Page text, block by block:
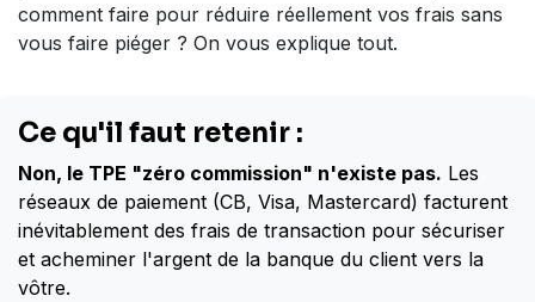
comment faire pour réduire réellement vos frais sans
vous faire piéger ? On vous explique tout.
Ce qu'il faut retenir :
Non, le TPE "zéro commission" n'existe pas. Les
réseaux de paiement (CB, Visa, Mastercard) facturent
inévitablement des frais de transaction pour sécuriser
et acheminer l'argent de la banque du client vers la
vôtre.